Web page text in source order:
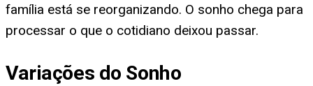
família está se reorganizando. O sonho chega para
processar o que o cotidiano deixou passar.
Variações do Sonho